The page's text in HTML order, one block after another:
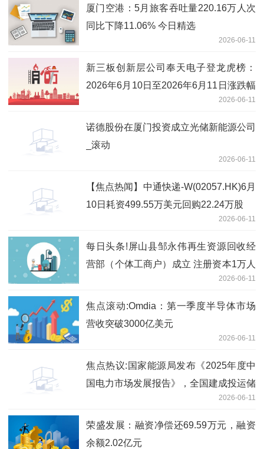
厦门空港：5月旅客吞吐量220.16万人次
同比下降11.06% 今日精选
2026-06-11
新三板创新层公司奉天电子登龙虎榜：
2026年6月10日至2026年6月11日涨跌幅
2026-06-11
诺德股份在厦门投资成立光储新能源公司
_滚动
2026-06-11
【焦点热闻】中通快递-W(02057.HK)6月
10日耗资499.55万美元回购22.24万股
2026-06-11
每日头条!屏山县邹永伟再生资源回收经
营部（个体工商户）成立 注册资本1万人
2026-06-11
焦点滚动:Omdia：第一季度半导体市场
营收突破3000亿美元
2026-06-11
焦点热议:国家能源局发布《2025年度中
国电力市场发展报告》，全国建成投运储
2026-06-11
荣盛发展：融资净偿还69.59万元，融资
余额2.02亿元